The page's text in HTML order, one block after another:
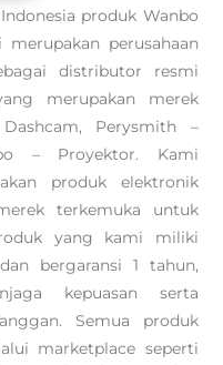
produk Wanbo
perusahaan
distributor resmi
merupakan merek
Perysmith –
– Proyektor. Kami
produk elektronik
terkemuka untuk
yang kami miliki
bergaransi 1 tahun,
kepuasan serta
Semua produk
marketplace seperti